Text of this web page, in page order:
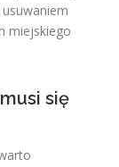
miejskiego
się